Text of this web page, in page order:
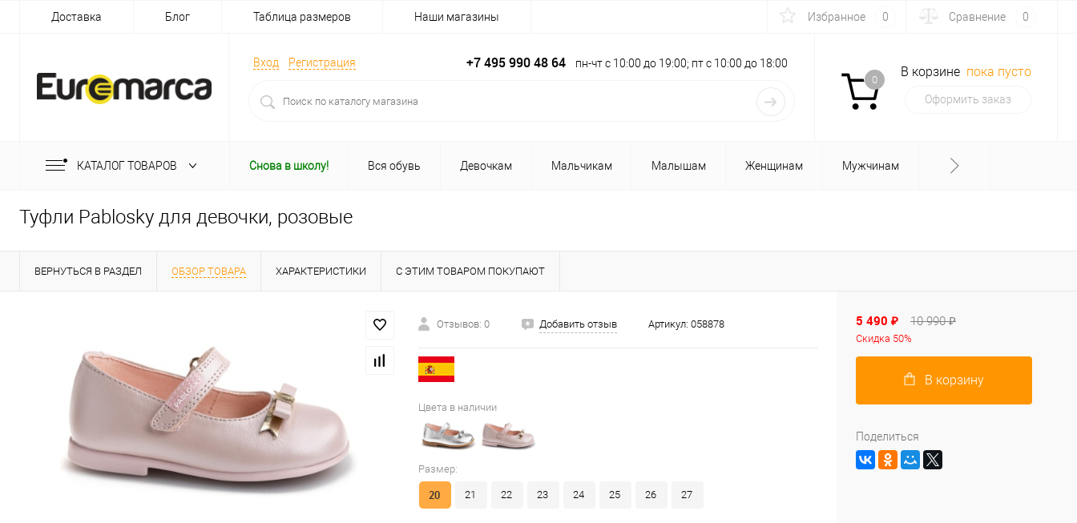
Доставка Блог Таблица размеров Наши магазины Избранное 0 Сравнение 0
Вход Регистрация +7 495 990 48 64 пн-чт с 10:00 до 19:00; пт с 10:00 до 18:00
0
В корзине пока пусто
Оформить заказ
КАТАЛОГ ТОВАРОВ Снова в школу! Вся обувь Девочкам Мальчикам Малышам Женщинам Мужчинам
Туфли Pablosky для девочки, розовые
ВЕРНУТЬСЯ В РАЗДЕЛ ОБЗОР ТОВАРА ХАРАКТЕРИСТИКИ С ЭТИМ ТОВАРОМ ПОКУПАЮТ
Отзывов: 0 Добавить отзыв Артикул: 058878
Цвета в наличии
Размер:
20 21 22 23 24 25 26 27
5 490 ₽ 10 990 ₽
Скидка 50%
В корзину
Поделиться